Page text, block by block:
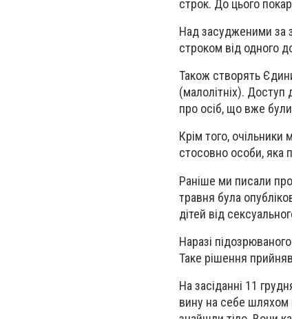
строк. До цього
Над засудженими за
строком від одного
Також створять
(малолітніх). Доступ
про осіб, що вже
Крім того, очільники
стосовно особи, яка
Раніше ми писали
травня була
дітей від
Наразі
Таке рішення
На засіданні 11
вину на себе шляхом